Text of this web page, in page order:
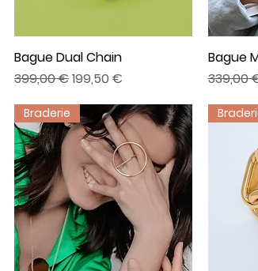
Aperçu rapide
Bague Dual Chain
Prix original
399,00 €Prix promotionnel
199,50 €
Bague
Prix
339,00
Braderie